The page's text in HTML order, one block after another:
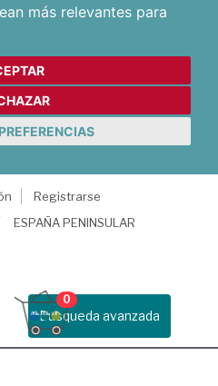
más relevantes para
Registrarse
ESPAÑA PENINSULAR
Busqueda avanzada
0